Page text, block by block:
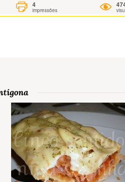
4
impressões